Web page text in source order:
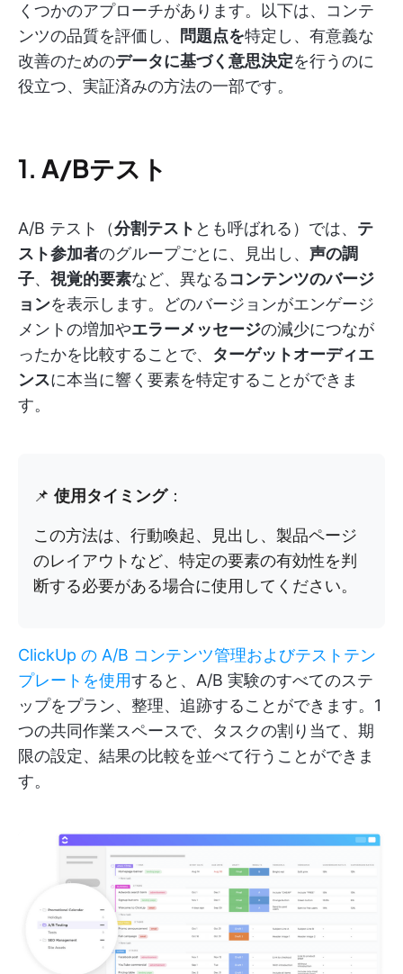
くつかのアプローチがあります。以下は、コンテ
ンツの品質を評価し、
問題点を特定し、有意義な
改善のためのデータに基づく意思決定を行うのに
役立つ、実証済みの方法の一部です。
1. A/Bテスト
A/B テスト（分割テスト とも呼ばれる）では、 テ
スト参加者のグループごとに、見出し、 声の調
子、 視覚的要素など、異なるコンテンツのバージ
ョンを表示します。どのバージョンがエンゲージ
メントの増加やエラーメッセージの減少につなが
ったかを比較することで、 ターゲットオーディエ
ンスに本当に響く要素を特定することができま
す。
📌 使用タイミング：
この方法は、行動喚起、見出し、製品ページ
のレイアウトなど、特定の要素の有効性を判
断する必要がある場合に使用してください。
ClickUp の A/B コンテンツ管理およびテストテン
プレートを使用すると、A/B 実験のすべてのステ
ップをプラン、整理、追跡することができます。1
つの共同作業スペースで、タスクの割り当て、期
限の設定、結果の比較を並べて行うことができま
す。